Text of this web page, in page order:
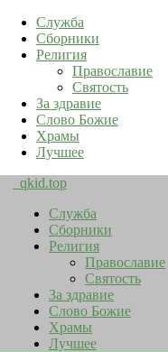
Служба
Сборники
Религия
Православие
Святость
За здравие
Слово Божие
Храмы
Лучшее
qkid.top
Служба
Сборники
Религия
Православие
Святость
За здравие
Слово Божие
Храмы
Лучшее